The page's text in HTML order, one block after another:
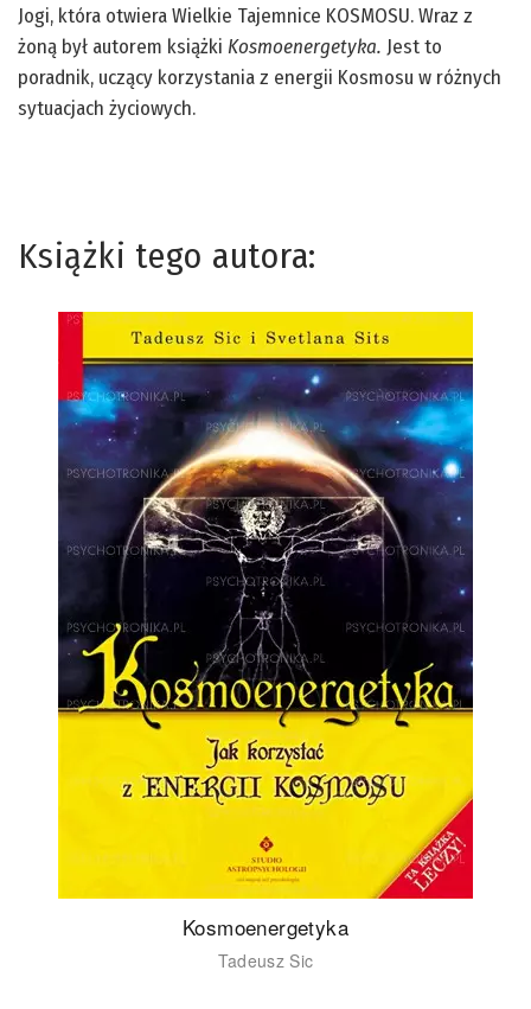
Jogi, która otwiera Wielkie Tajemnice KOSMOSU. Wraz z
żoną był autorem książki Kosmoenergetyka. Jest to
poradnik, uczący korzystania z energii Kosmosu w różnych
sytuacjach życiowych.
Książki tego autora:
Kosmoenergetyka
Tadeusz Sic